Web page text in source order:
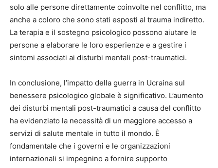
solo alle persone direttamente coinvolte nel conflitto, ma
anche a coloro che sono stati esposti al trauma indiretto.
La terapia e il sostegno psicologico possono aiutare le
persone a elaborare le loro esperienze e a gestire i
sintomi associati ai disturbi mentali post-traumatici.
In conclusione, l’impatto della guerra in Ucraina sul
benessere psicologico globale è significativo. L’aumento
dei disturbi mentali post-traumatici a causa del conflitto
ha evidenziato la necessità di un maggiore accesso a
servizi di salute mentale in tutto il mondo. È
fondamentale che i governi e le organizzazioni
internazionali si impegnino a fornire supporto